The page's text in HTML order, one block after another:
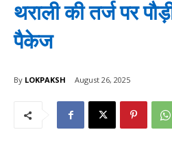
थराली की तर्ज पर
पैकेज
By LOKPAKSH August 26, 2025